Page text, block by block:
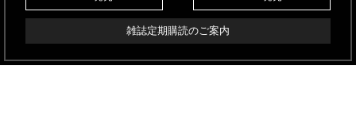
雑誌定期購読のご案内